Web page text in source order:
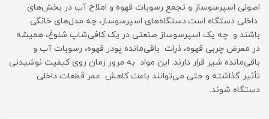
اصولی اسپرسوساز و تجمع رسوبات قهوه و املاح آب در بخش‌های
داخلی دستگاه است.دستگاه‌های اسپرسوساز، چه مدل‌های خانگی
باشند و چه یک اسپرسوساز صنعتی در یک کافی‌شاپ شلوغ، همیشه
در معرض چربی قهوه، ذرات باقی‌مانده پودر قهوه، رسوبات آب و
باقی‌مانده شیر قرار دارند. این مواد به مرور زمان روی کیفیت نوشیدنی
تأثیر گذاشته و حتی می‌توانند باعث کاهش عمر قطعات داخلی
دستگاه شوند.